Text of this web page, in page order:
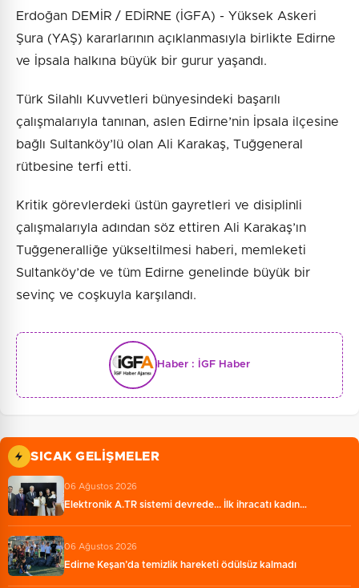
Erdoğan DEMİR / EDİRNE (İGFA) - Yüksek Askeri
Şura (YAŞ) kararlarının açıklanmasıyla birlikte Edirne
ve İpsala halkına büyük bir gurur yaşandı.
Türk Silahlı Kuvvetleri bünyesindeki başarılı
çalışmalarıyla tanınan, aslen Edirne’nin İpsala ilçesine
bağlı Sultanköy’lü olan Ali Karakaş, Tuğgeneral
rütbesine terfi etti.
Kritik görevlerdeki üstün gayretleri ve disiplinli
çalışmalarıyla adından söz ettiren Ali Karakaş’ın
Tuğgeneralliğe yükseltilmesi haberi, memleketi
Sultanköy’de ve tüm Edirne genelinde büyük bir
sevinç ve coşkuyla karşılandı.
Haber : İGF Haber
SICAK GELIŞMELER
06 Ağustos 2026
Elektronik A.TR sistemi devrede... İlk ihracatı kadın…
06 Ağustos 2026
Edirne Keşan’da temizlik hareketi ödülsüz kalmadı